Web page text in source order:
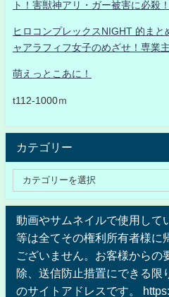
ト！害獣神アリ・ガー被害に必殺
ヒロコンプレックスNIGHT 的ま
ャアラフィフ女子のめざせ！専業
萌えっとこあに！
t112-1000ｍ
カテゴリー
動画やサムネイルで使用して
等は全てその権利所有者様に
ございません。お客様からの
除、送信防止措置にできる限
のサイトアドレスです。